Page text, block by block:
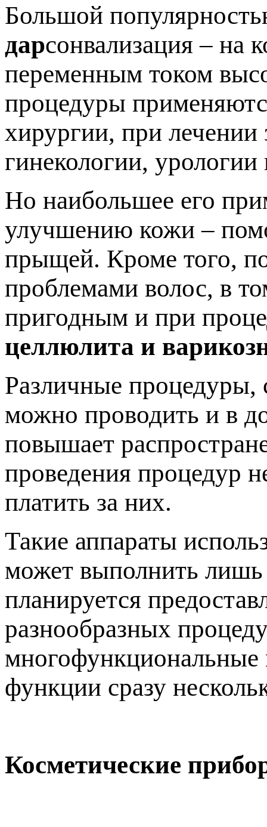
Большой
дарсонвализация – на
переменным током
процедуры
хирургии, при лечении
гинекологии, урологии
Но наибольшее его
улучшению кожи –
прыщей. Кроме того,
проблемами волос, в
пригодным и при
целлюлита и
Различные процедуры,
можно проводить и в
повышает
проведения процедур
платить за них.
Такие аппараты
может выполнить
планируется
разнообразных
многофункциональные
функции сразу
Косметические